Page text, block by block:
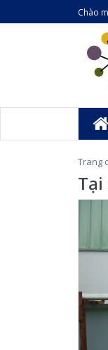
Chào
Trang